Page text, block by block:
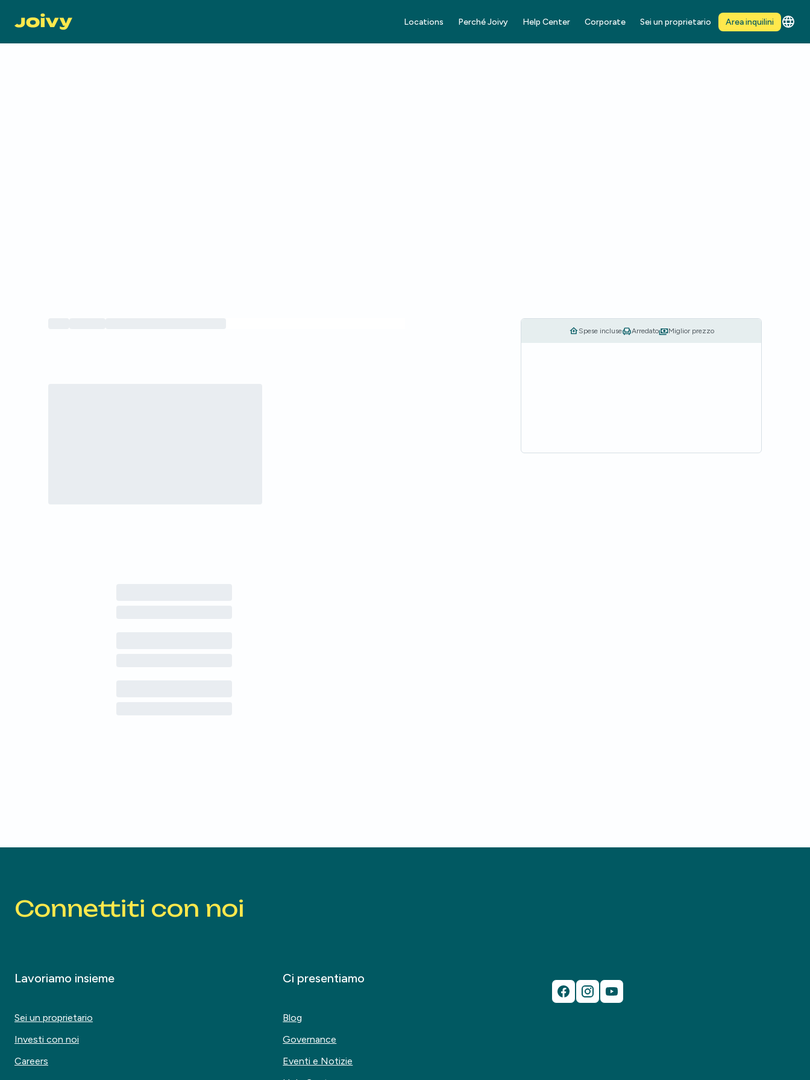
Locations Perché Joivy Help Center Corporate Sei un proprietario Area inquilini
Spese incluse Arredato Miglior prezzo
Connettiti con noi
Lavoriamo insieme
Sei un proprietario
Investi con noi
Careers
Ci presentiamo
Blog
Governance
Eventi e Notizie